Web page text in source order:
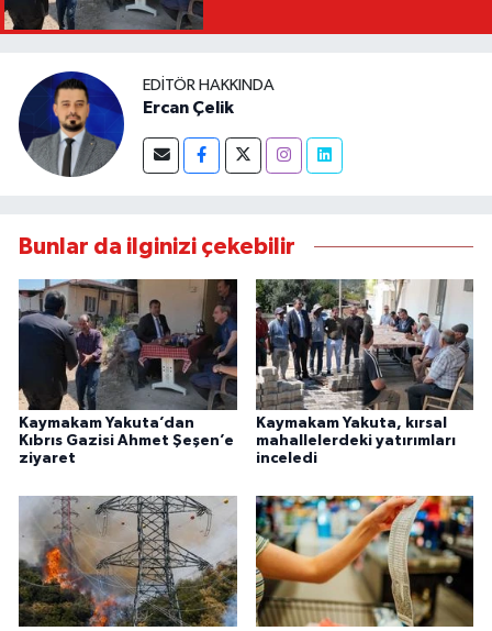
EDITÖR HAKKINDA
Ercan Çelik
Bunlar da ilginizi çekebilir
Kaymakam Yakuta’dan
Kıbrıs Gazisi Ahmet Şeşen’e
ziyaret
Kaymakam Yakuta, kırsal
mahallelerdeki yatırımları
inceledi